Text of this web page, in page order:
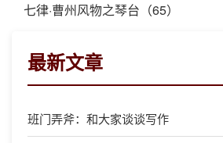
七律·曹州风物之琴台（65）
最新文章
班门弄斧：和大家谈谈写作